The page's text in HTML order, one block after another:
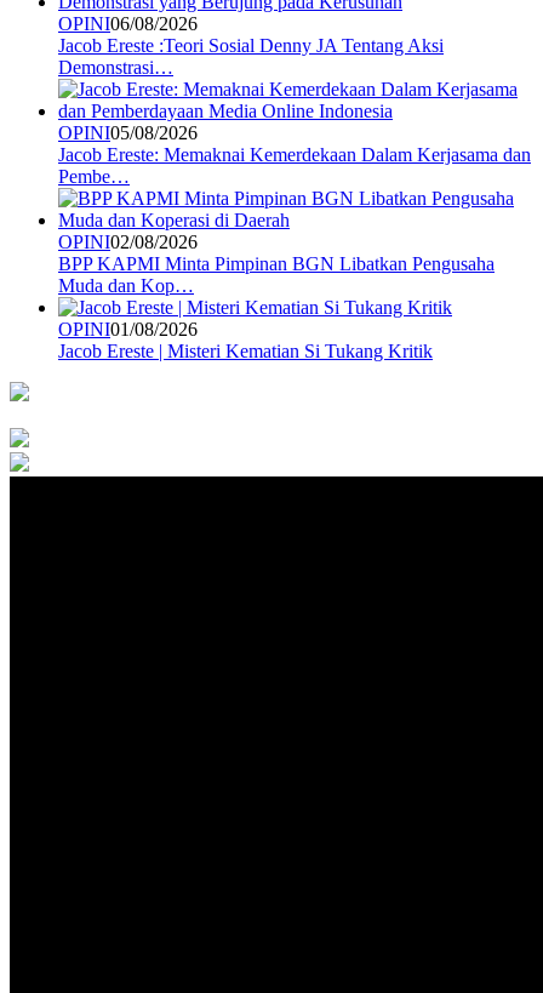
OPINI06/08/2026
Jacob Ereste :Teori Sosial Denny JA Tentang Aksi
Demonstrasi…
OPINI05/08/2026
Jacob Ereste: Memaknai Kemerdekaan Dalam Kerjasama dan
Pembe…
OPINI02/08/2026
BPP KAPMI Minta Pimpinan BGN Libatkan Pengusaha
Muda dan Kop…
OPINI01/08/2026
Jacob Ereste | Misteri Kematian Si Tukang Kritik